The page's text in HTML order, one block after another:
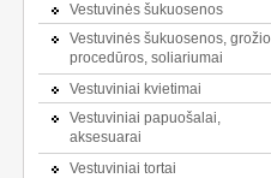
Vestuvinės šukuosenos
Vestuvinės šukuosenos, grožio
procedūros, soliariumai
Vestuviniai kvietimai
Vestuviniai papuošalai,
aksesuarai
Vestuviniai tortai